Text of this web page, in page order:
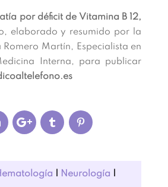
por déficit de Vitamina B 12,
elaborado y resumido por la
Martín, Especialista en
Interna, para publicar
Neurología